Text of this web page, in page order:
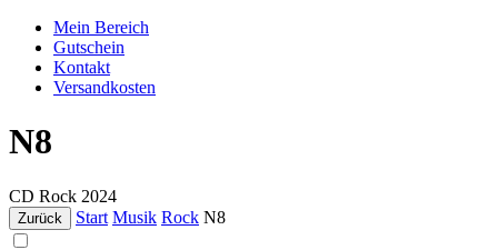
Mein Bereich
Gutschein
Kontakt
Versandkosten
N8
CD Rock 2024
Zurück Start Musik Rock N8